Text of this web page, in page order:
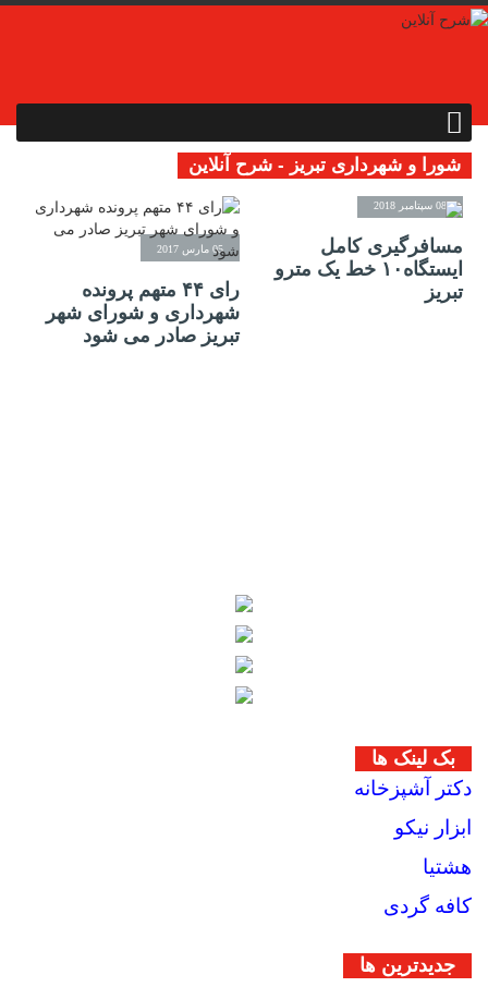
شورا و شهرداری تبریز - شرح آنلاین
08 سپتامبر 2018
مسافرگیری کامل
ایستگاه۱۰ خط یک مترو
تبریز
05 مارس 2017
رای ۴۴ متهم پرونده
شهرداری و شورای شهر
تبریز صادر می شود
بک لینک ها
دکتر آشپزخانه
ابزار نیکو
هشتیا
کافه گردی
جديدترين ها